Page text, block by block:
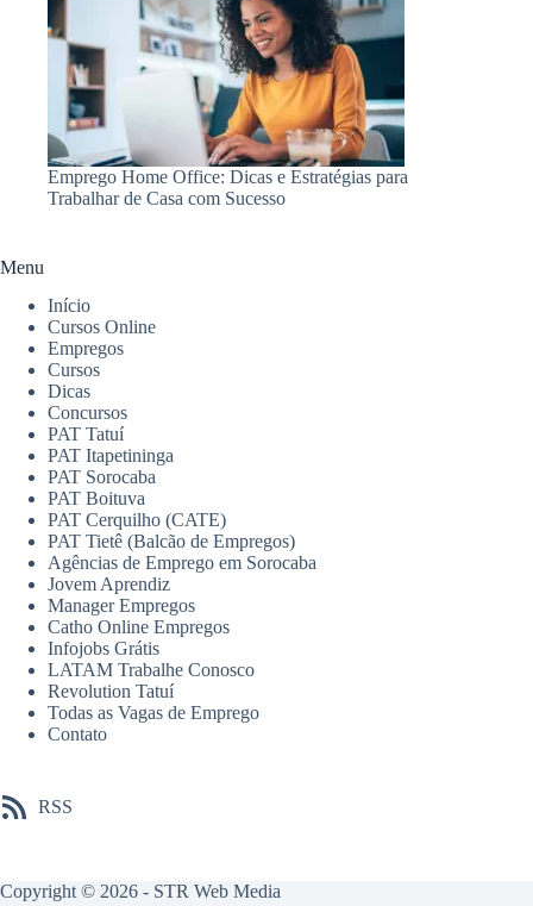
Emprego Home Office: Dicas e Estratégias para
Trabalhar de Casa com Sucesso
Menu
Início
Cursos Online
Empregos
Cursos
Dicas
Concursos
PAT Tatuí
PAT Itapetininga
PAT Sorocaba
PAT Boituva
PAT Cerquilho (CATE)
PAT Tietê (Balcão de Empregos)
Agências de Emprego em Sorocaba
Jovem Aprendiz
Manager Empregos
Catho Online Empregos
Infojobs Grátis
LATAM Trabalhe Conosco
Revolution Tatuí
Todas as Vagas de Emprego
Contato
RSS
Copyright © 2026 - STR Web Media